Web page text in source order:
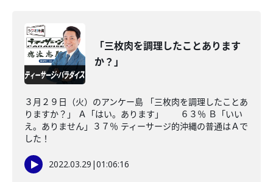
「三枚肉を調理したことあります
か？」
３月２９日（火）のアンケー島 「三枚肉を調理したことあ
りますか？」 Ａ「はい。あります」 ６３％ Ｂ「いい
え。ありません」３７％ ティーサージ的沖縄の普通はＡで
した！
2022.03.29 |01:06:16